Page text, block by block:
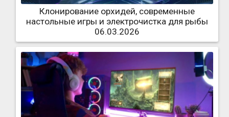
Клонирование орхидей, современные
настольные игры и электрочистка для рыбы
06.03.2026